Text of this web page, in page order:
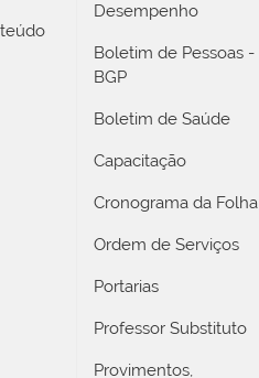
Desempenho
Boletim de Pessoas -
BGP
Boletim de Saúde
Capacitação
Cronograma da Folha
Ordem de Serviços
Portarias
Professor Substituto
Provimentos,